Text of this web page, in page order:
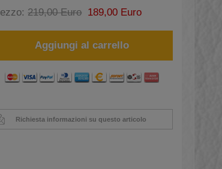
219,00 Euro 189,00 Euro
Aggiungi al carrello
Richiesta informazioni su questo articolo